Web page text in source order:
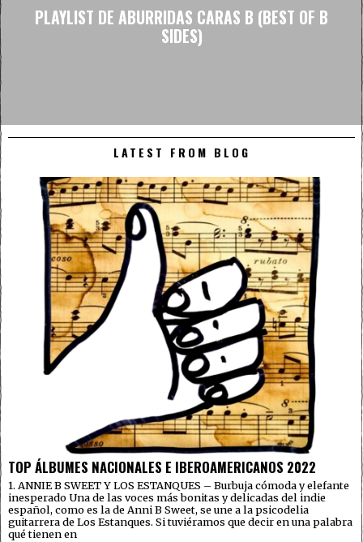
PLAYLIST DE ABURRIDAS CARAS B (BEST OF B
SIDES)
LATEST FROM BLOG
TOP ÁLBUMES NACIONALES E IBEROAMERICANOS 2022
1. ANNIE B SWEET Y LOS ESTANQUES – Burbuja cómoda y elefante
inesperado Una de las voces más bonitas y delicadas del indie
español, como es la de Anni B Sweet, se une a la psicodelia
guitarrera de Los Estanques. Si tuviéramos que decir en una palabra
qué tienen en